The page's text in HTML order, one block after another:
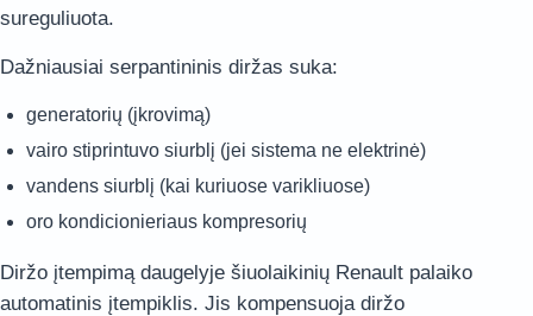
sureguliuota.
Dažniausiai serpantininis diržas suka:
generatorių (įkrovimą)
vairo stiprintuvo siurblį (jei sistema ne elektrinė)
vandens siurblį (kai kuriuose varikliuose)
oro kondicionieriaus kompresorių
Diržo įtempimą daugelyje šiuolaikinių Renault palaiko
automatinis įtempiklis. Jis kompensuoja diržo